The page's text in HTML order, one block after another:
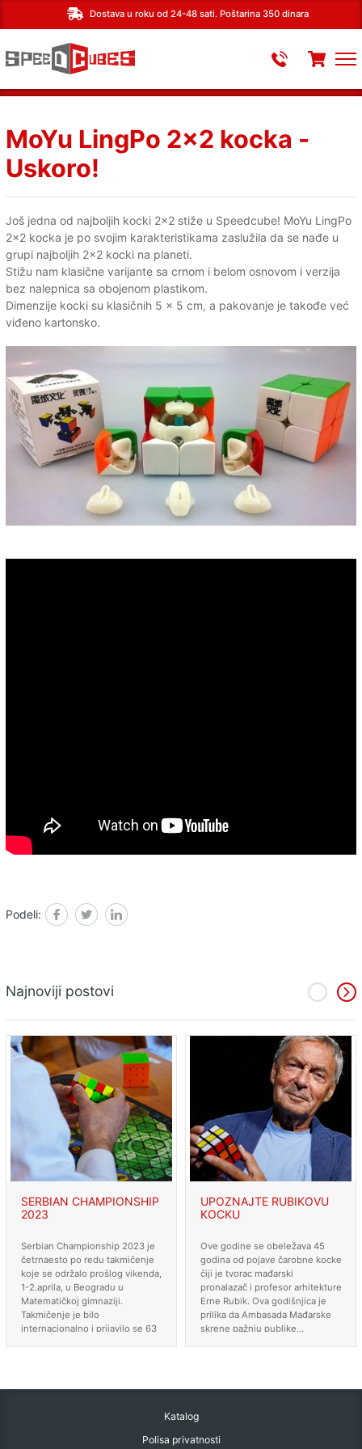
Dostava u roku od 24-48 sati. Poštarina 350 dinara
MoYu LingPo 2x2 kocka -
Uskoro!
Još jedna od najboljih kocki 2x2 stiže u Speedcube! MoYu LingPo
2x2 kocka je po svojim karakteristikama zaslužila da se nađe u
grupi najboljih 2x2 kocki na planeti.
Stižu nam klasične varijante sa crnom i belom osnovom i verzija
bez nalepnica sa obojenom plastikom.
Dimenzije kocki su klasičnih 5 x 5 cm, a pakovanje je takođe već
viđeno kartonsko.
Podeli: Facebook
TwitterLinked in
Najnoviji postovi
SERBIAN CHAMPIONSHIP
2023
Serbian Championship 2023 je
četrnaesto po redu takmičenje
koje se održalo prošlog vikenda,
1-2.aprila, u Beogradu u
Matematičkoj gimnaziji.
Takmičenje je bilo
internacionalno i prijavilo se 63
UPOZNAJTE RUBIKOVU
KOCKU
Ove godine se obeležava 45
godina od pojave čarobne kocke
čiji je tvorac mađarski
pronalazač i profesor arhitekture
Erne Rubik. Ova godišnjica je
prilika da Ambasada Mađarske
skrene pažnju publike…
Katalog
Polisa privatnosti